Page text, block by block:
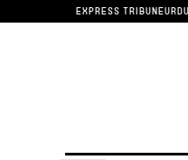
EXPRESS TRIBUNE